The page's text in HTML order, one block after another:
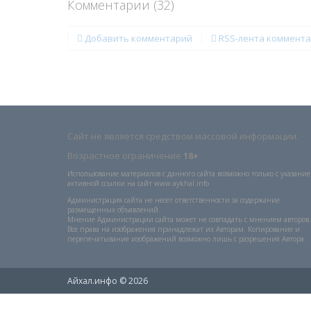
Комментарии (32)
Добавить комментарий RSS-лента
Сайт не является средством массовой информации.
Возрастное ограничение 18+
Использование материалов с данного сайта возможно только с
активной ссылки на сайт www.aykhal.info
Администрация сайта не несет ответственности за содержание
размещенных объявлений.
Мнение Администрации сайта может не совпадать с мнением авторов.
Все права на изображения принадлежат их Авторам. Копирование и
перепечатывание изображений возможно лишь с разрешения Автора.
Айхал.инфо © 2026